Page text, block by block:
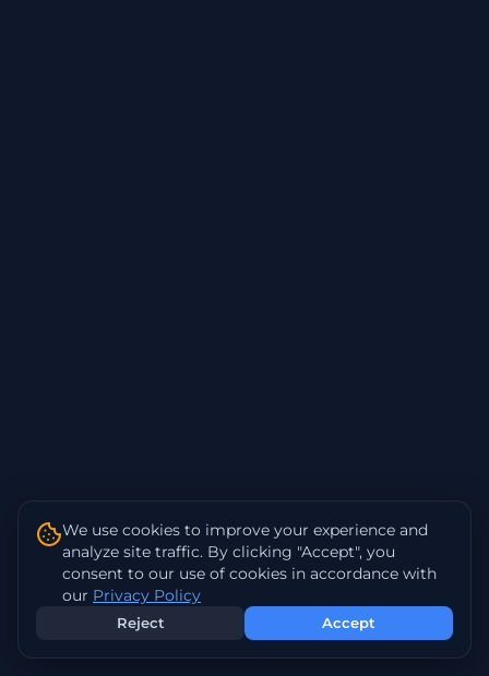
We use cookies to improve your experience and
analyze site traffic. By clicking "Accept", you
consent to our use of cookies in accordance with
our Privacy Policy
Reject Accept